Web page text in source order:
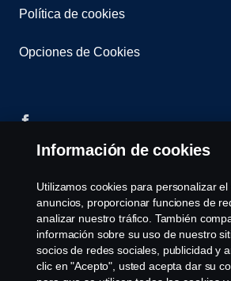
Política de cookies
Opciones de Cookies
© Copyright Scania 2008-2022. Todos los
reservados. Diseño de R.Peinado S.A.
Información de cookies
Utilizamos cookies para personalizar
anuncios, proporcionar funciones de
analizar nuestro tráfico. También
información sobre su uso de nuestro
socios de redes sociales, publicidad y
clic en "Acepto", usted acepta dar su